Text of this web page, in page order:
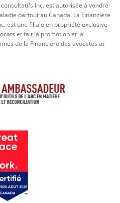
Inc. est autorisée à vendre
partout au Canada. La Financière
est une filiale en propriété exclusive
et fait la promotion et la
de la Financière des avocates et